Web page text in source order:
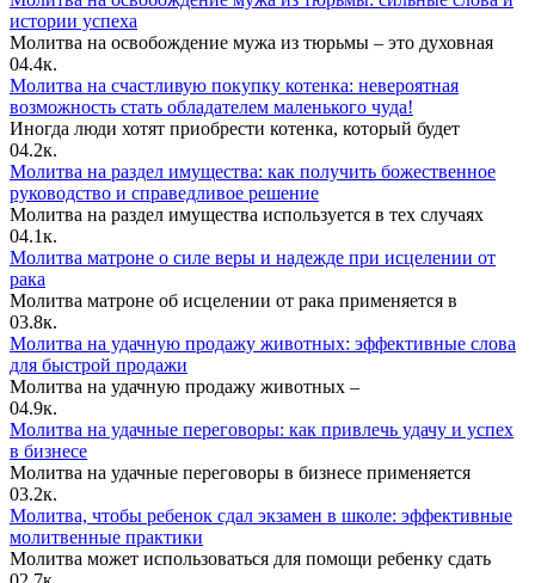
истории успеха
Молитва на освобождение мужа из тюрьмы – это духовная
04.4к.
Молитва на счастливую покупку котенка: невероятная
возможность стать обладателем маленького чуда!
Иногда люди хотят приобрести котенка, который будет
04.2к.
Молитва на раздел имущества: как получить божественное
руководство и справедливое решение
Молитва на раздел имущества используется в тех случаях
04.1к.
Молитва матроне о силе веры и надежде при исцелении от
рака
Молитва матроне об исцелении от рака применяется в
03.8к.
Молитва на удачную продажу животных: эффективные слова
для быстрой продажи
Молитва на удачную продажу животных –
04.9к.
Молитва на удачные переговоры: как привлечь удачу и успех
в бизнесе
Молитва на удачные переговоры в бизнесе применяется
03.2к.
Молитва, чтобы ребенок сдал экзамен в школе: эффективные
молитвенные практики
Молитва может использоваться для помощи ребенку сдать